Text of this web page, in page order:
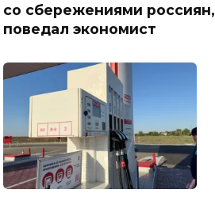
со сбережениями россиян,
поведал экономист